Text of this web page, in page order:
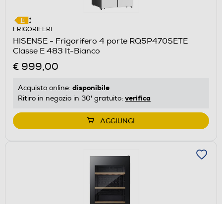
FRIGORIFERI
HISENSE - Frigorifero 4 porte RQ5P470SETE
Classe E 483 lt-Bianco
€ 999,00
Acquisto online: disponibile
Ritiro in negozio in 30' gratuito: verifica
AGGIUNGI